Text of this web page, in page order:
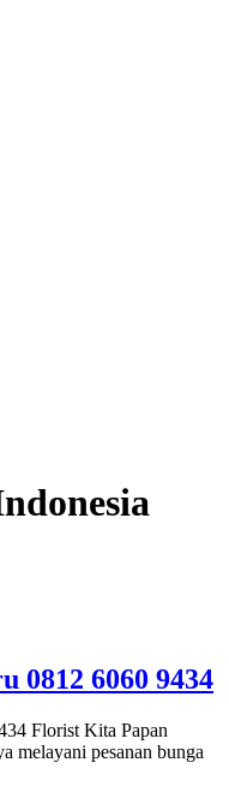
0812 6060 9434
Florist Kita Papan
melayani pesanan bunga